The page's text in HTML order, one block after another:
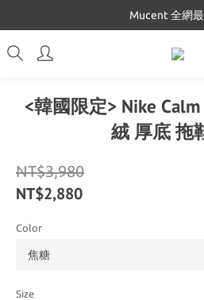
Dickies 最低只要
Mucent 全網
Dickies 最低只要
<韓國限定> Nike
絨 厚底 拖
NT$3,980
NT$2,880
Color
Size